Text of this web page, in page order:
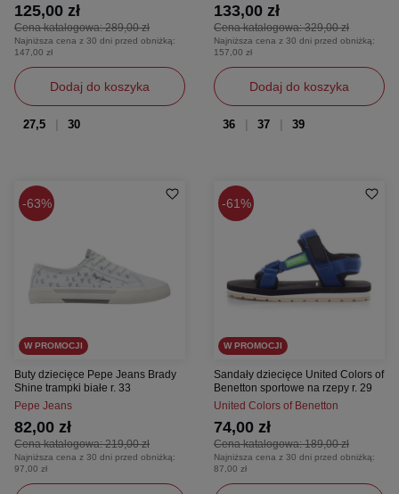
Cena katalogowa:289,00 zł
125,00 zł
Najniższa cena z 30 dni przed obniżką:
147,00 zł
Dodaj do koszyka
27,5 30
Cena katalogowa:329,00 zł
133,00 zł
Najniższa cena z 30 dni przed obniżką:
157,00 zł
Dodaj do koszyka
36 37 39
63%
W PROMOCJI
Buty dziecięce Pepe Jeans Brady
Shine trampki białe r. 33
Pepe Jeans
Cena katalogowa:219,00 zł
82,00 zł
Najniższa cena z 30 dni przed obniżką:
97,00 zł
61%
W PROMOCJI
Sandały dziecięce United Colors of
Benetton sportowe na rzepy r. 29
United Colors of Benetton
Cena katalogowa:189,00 zł
74,00 zł
Najniższa cena z 30 dni przed obniżką:
87,00 zł